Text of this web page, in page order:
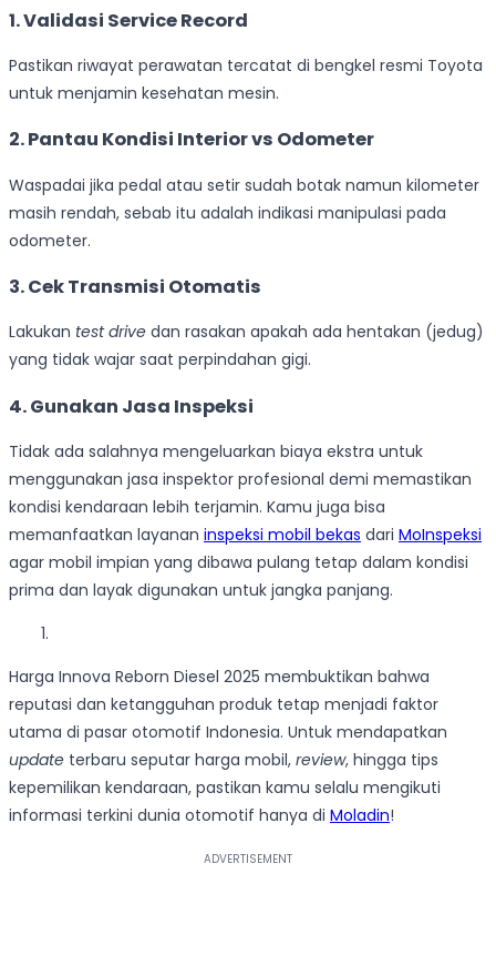
1.Validasi Service Record
Pastikan riwayat perawatan tercatat di bengkel resmi Toyota
untuk menjamin kesehatan mesin.
2.Pantau Kondisi Interior vs Odometer
Waspadai jika pedal atau setir sudah botak namun kilometer
masih rendah, sebab itu adalah indikasi manipulasi pada
odometer.
3.Cek Transmisi Otomatis
Lakukan test drive dan rasakan apakah ada hentakan (jedug)
yang tidak wajar saat perpindahan gigi.
4.Gunakan Jasa Inspeksi
Tidak ada salahnya mengeluarkan biaya ekstra untuk
menggunakan jasa inspektor profesional demi memastikan
kondisi kendaraan lebih terjamin. Kamu juga bisa
memanfaatkan layanan inspeksi mobil bekas dari MoInspeksi
agar mobil impian yang dibawa pulang tetap dalam kondisi
prima dan layak digunakan untuk jangka panjang.
Harga Innova Reborn Diesel 2025 membuktikan bahwa
reputasi dan ketangguhan produk tetap menjadi faktor
utama di pasar otomotif Indonesia. Untuk mendapatkan
update terbaru seputar harga mobil, review, hingga tips
kepemilikan kendaraan, pastikan kamu selalu mengikuti
informasi terkini dunia otomotif hanya di Moladin!